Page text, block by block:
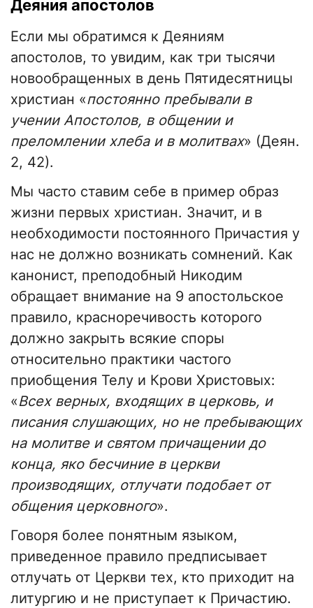
Деяния апостолов
Если мы обратимся к Деяниям
апостолов, то увидим, как три тысячи
новообращенных в день Пятидесятницы
христиан «постоянно пребывали в
учении Апостолов, в общении и
преломлении хлеба и в молитвах» (Деян.
2, 42).
Мы часто ставим себе в пример образ
жизни первых христиан. Значит, и в
необходимости постоянного Причастия у
нас не должно возникать сомнений. Как
канонист, преподобный Никодим
обращает внимание на 9 апостольское
правило, красноречивость которого
должно закрыть всякие споры
относительно практики частого
приобщения Телу и Крови Христовых:
«Всех верных, входящих в церковь, и
писания слушающих, но не пребывающих
на молитве и святом причащении до
конца, яко бесчиние в церкви
производящих, отлучати подобает от
общения церковного».
Говоря более понятным языком,
приведенное правило предписывает
отлучать от Церкви тех, кто приходит на
литургию и не приступает к Причастию.